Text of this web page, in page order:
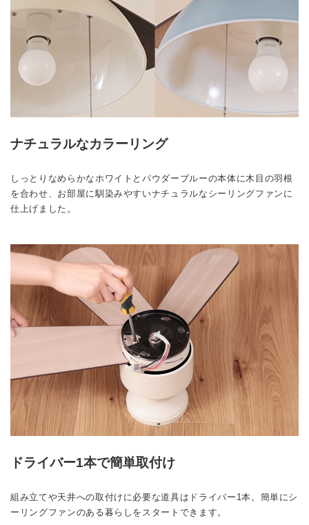
ナチュラルなカラーリング
しっとりなめらかなホワイトとパウダーブルーの本体に木目の羽根
を合わせ、お部屋に馴染みやすいナチュラルなシーリングファンに
仕上げました。
ドライバー1本で簡単取付け
組み立てや天井への取付けに必要な道具はドライバー1本。簡単にシ
ーリングファンのある暮らしをスタートできます。